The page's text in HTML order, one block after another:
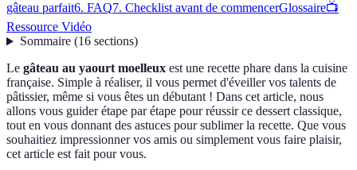
gâteau parfait6. FAQ7. Checklist avant de commencerGlossaire📺
Ressource Vidéo
Sommaire(16 sections)
Le gâteau au yaourt moelleux est une recette phare dans la cuisine
française. Simple à réaliser, il vous permet d'éveiller vos talents de
pâtissier, même si vous êtes un débutant ! Dans cet article, nous
allons vous guider étape par étape pour réussir ce dessert classique,
tout en vous donnant des astuces pour sublimer la recette. Que vous
souhaitiez impressionner vos amis ou simplement vous faire plaisir,
cet article est fait pour vous.